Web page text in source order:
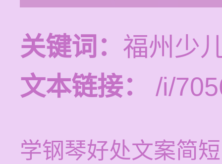
关键词： 福州少
文本链接：
/i/
学钢琴好处文案简短